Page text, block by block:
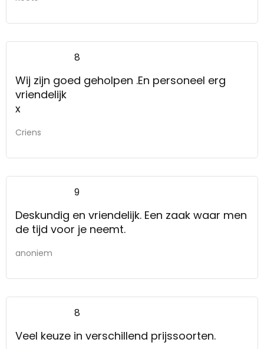
8
Wij zijn goed geholpen .En personeel erg
vriendelijk
x
Criens
9
Deskundig en vriendelijk. Een zaak waar men
de tijd voor je neemt.
anoniem
8
Veel keuze in verschillend prijssoorten.